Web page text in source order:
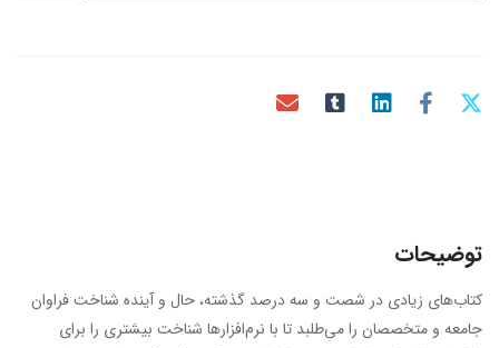
توضیحات
کتاب‌های زیادی در شصت و سه درصد گذشته، حال و آینده شناخت فراوان
جامعه و متخصصان را می‌طلبد تا با نرم‌افزارها شناخت بیشتری را برای